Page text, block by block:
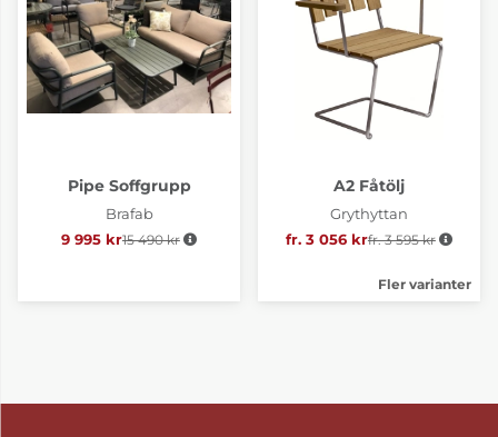
Pipe Soffgrupp
Brafab
9 995 kr Ordinarie pris:
15 490 kr
A2 Fåtölj
Grythyttan
fr. 3 056 krOrdinarie pris:
fr. 3 595 kr
Fler varianter